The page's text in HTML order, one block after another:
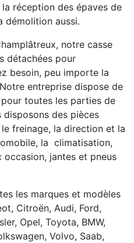
réception des épaves de
démolition aussi.
notre casse
détachées pour
besoin, peu importe la
entreprise dispose de
toutes les parties de
disposons des pièces
freinage, la direction et la
la climatisation,
jantes et pneus
les marques et modèles
Citroën, Audi, Ford,
Opel, Toyota, BMW,
Volvo, Saab,